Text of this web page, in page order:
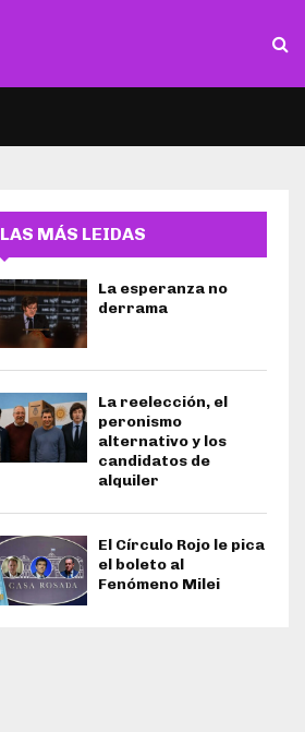
LAS MÁS LEIDAS
La esperanza no
derrama
La reelección, el
peronismo
alternativo y los
candidatos de
alquiler
El Círculo Rojo le pica
el boleto al
Fenómeno Milei